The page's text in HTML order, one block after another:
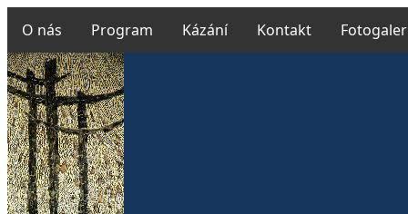
O nás Program Kázání Kontakt